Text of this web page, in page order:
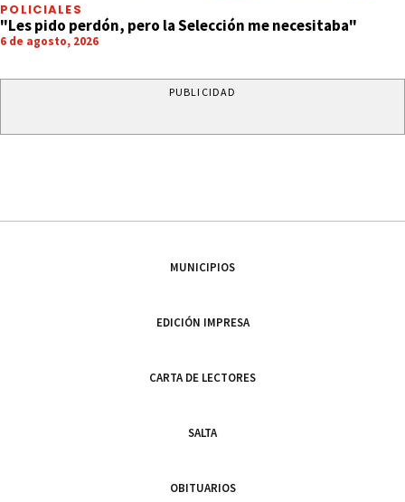
POLICIALES
"Les pido perdón, pero la Selección me necesitaba"
6 de agosto, 2026
PUBLICIDAD
MUNICIPIOS
EDICIÓN IMPRESA
CARTA DE LECTORES
SALTA
OBITUARIOS